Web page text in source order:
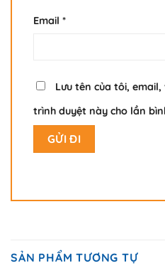
Email *
Lưu tên của tôi,
trình duyệt này cho lần
SẢN PHẨM TƯƠNG TỰ